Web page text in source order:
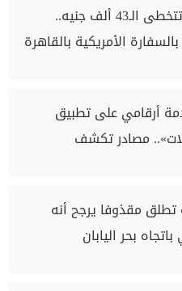
رواتب شهرية تتخطى الـ43 ألف جنيه..
الأمريكية بالقاهرة
أرقامي على تطبيق
مصادر تكشف
تطلق مقذوفا يرجح أنه
بحر اليابان